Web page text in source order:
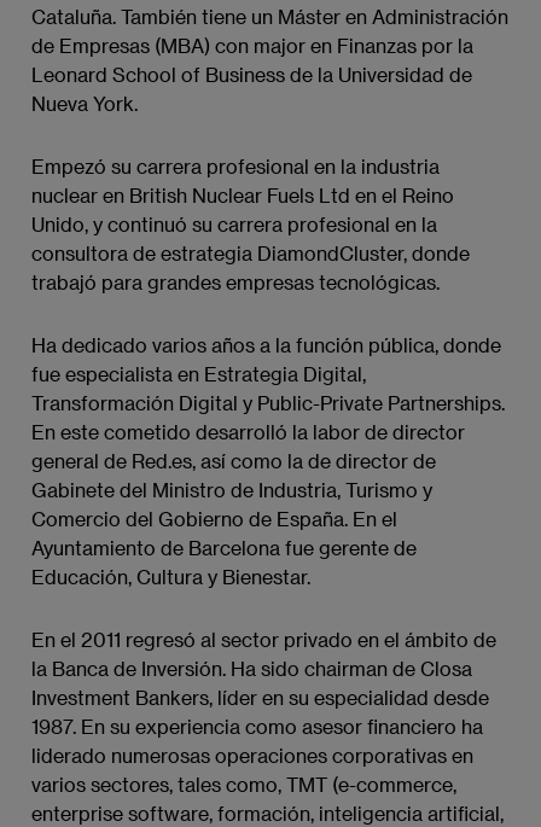
Cataluña. También tiene un Máster en Administración
de Empresas (MBA) con major en Finanzas por la
Leonard School of Business de la Universidad de
Nueva York.
Empezó su carrera profesional en la industria
nuclear en British Nuclear Fuels Ltd en el Reino
Unido, y continuó su carrera profesional en la
consultora de estrategia DiamondCluster, donde
trabajó para grandes empresas tecnológicas.
Ha dedicado varios años a la función pública, donde
fue especialista en Estrategia Digital,
Transformación Digital y Public-Private Partnerships.
En este cometido desarrolló la labor de director
general de Red.es, así como la de director de
Gabinete del Ministro de Industria, Turismo y
Comercio del Gobierno de España. En el
Ayuntamiento de Barcelona fue gerente de
Educación, Cultura y Bienestar.
En el 2011 regresó al sector privado en el ámbito de
la Banca de Inversión. Ha sido chairman de Closa
Investment Bankers, líder en su especialidad desde
1987. En su experiencia como asesor financiero ha
liderado numerosas operaciones corporativas en
varios sectores, tales como, TMT (e-commerce,
enterprise software, formación, inteligencia artificial,